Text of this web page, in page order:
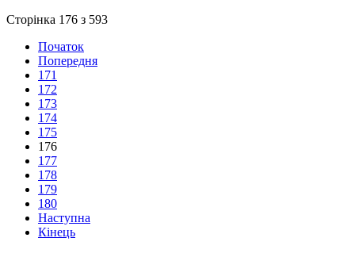
Сторінка 176 з 593
Початок
Попередня
171
172
173
174
175
176
177
178
179
180
Наступна
Кінець